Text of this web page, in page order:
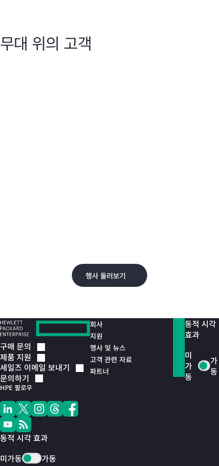
무대 위의 고객
행사 둘러보기
구매 문의
제품 지원
세일즈 이메일 보내기
문의하기
HPE 팔로우
동적 시각 효과
미가동
가동
회사
지원
행사 및 뉴스
고객 관련 자료
파트너
동적 시각
효과
미
가
동
가
동